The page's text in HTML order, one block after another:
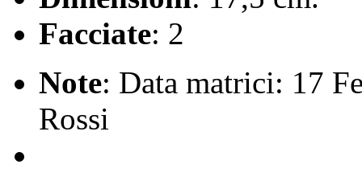
Facciate: 2
Note: Data matrici: 17
Rossi